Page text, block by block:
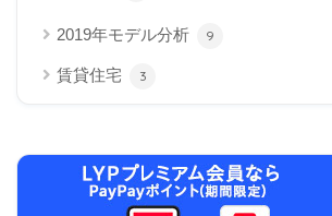
2019年モデル分析 9
賃貸住宅 3